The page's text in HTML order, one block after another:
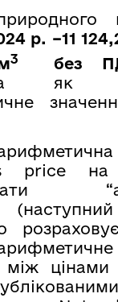
р. –11
3 без
як
price на
між цінами